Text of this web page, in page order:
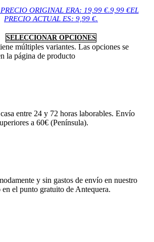
ORIGINAL ERA: 19,99 €.9,99 €EL
PRECIO ACTUAL ES: 9,99 €.
SELECCIONAR OPCIONES
múltiples variantes. Las opciones se
la página de producto
entre 24 y 72 horas laborables. Envío
a 60€ (Península).
y sin gastos de envío en nuestro
el punto gratuito de Antequera.